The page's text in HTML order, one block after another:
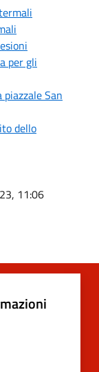
per gli
San
dello
11:06